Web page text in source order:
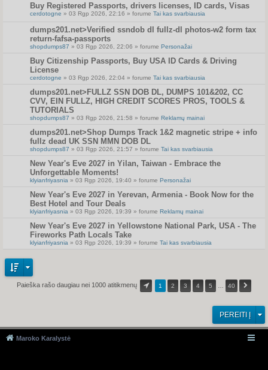
Buy Registered Passports, drivers licenses, ID cards, Visas
cerdotogne » 03 Rgp 2026, 22:16 » forume Tai kas svarbiausia
dumps201.net>Verified ssndob dl fullz-dl photos-w2 form tax
return-fafsa-passports
shopdumps87 » 03 Rgp 2026, 22:06 » forume Personažai
Buy Citizenship Passports, Buy USA ID Cards & Driving
License
cerdotogne » 03 Rgp 2026, 22:04 » forume Tai kas svarbiausia
dumps201.net>FULLZ SSN DOB DL, DUMPS 101&202, CC
CVV, EIN FULLZ, HIGH CREDIT SCORES PROS, TOOLS &
TUTORIALS
shopdumps87 » 03 Rgp 2026, 21:58 » forume Reklamų mainai
dumps201.net>Shop Dumps Track 1&2 magnetic stripe + info
fullz dead UK SSN MMN DOB DL
shopdumps87 » 03 Rgp 2026, 21:57 » forume Tai kas svarbiausia
New Year's Eve 2027 in Yilan, Taiwan - Embrace the
Unforgettable Moments!
klyianfriyasnia » 03 Rgp 2026, 19:40 » forume Personažai
New Year's Eve 2027 in Yerevan, Armenia - Book Now for the
Best Hotel and Tour Deals
klyianfriyasnia » 03 Rgp 2026, 19:39 » forume Reklamų mainai
New Year's Eve 2027 in Yellowstone National Park, USA - The
Fireworks Path Locals Take
klyianfriyasnia » 03 Rgp 2026, 19:39 » forume Tai kas svarbiausia
Paieška rašo daugiau nei 1000 atitikmenų 1 2 3 4 5 40
PEREITI Į
Maroko Karalystė